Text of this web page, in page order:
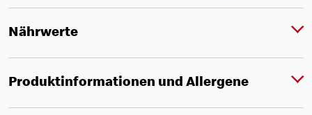
Nährwerte
Produktinformationen und Allergene